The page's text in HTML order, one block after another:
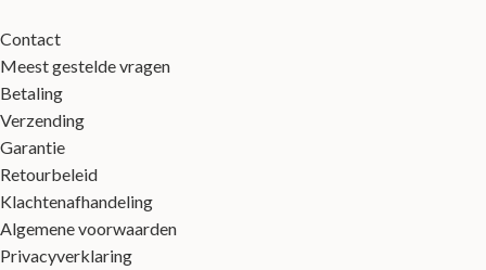
Contact
Meest gestelde vragen
Betaling
Verzending
Garantie
Retourbeleid
Klachtenafhandeling
Algemene voorwaarden
Privacyverklaring